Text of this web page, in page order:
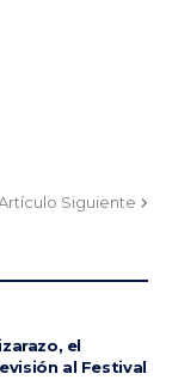
Siguiente
el
al Festival